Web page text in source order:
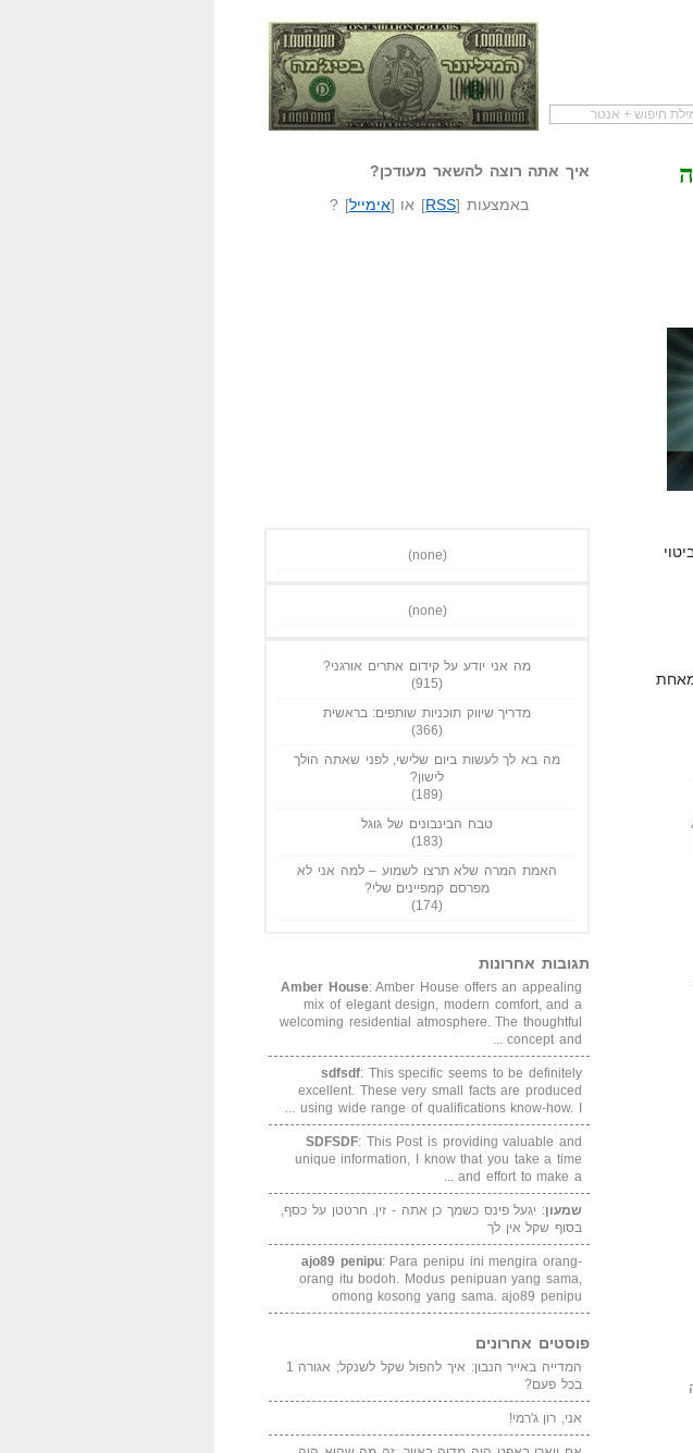
שאל שאלה המיליונר בפיג'מה שיווק שותפיםאיך אתה רוצה להשאר מעודכן?
באמצעות [RSS] או [אימייל] ?
(none)
(none)
מה אני יודע על קידום אתרים אורגני?
(915)
מדריך שיווק תוכניות שותפים: בראשית
(366)
מה בא לך לעשות ביום שלישי, לפני שאתה הולך
לישון?
(189)
טבח הבינבונים של גוגל
(183)
האמת המרה שלא תרצו לשמוע – למה אני לא
מפרסם קמפיינים שלי?
(174)
תגובות אחרונות
Amber House: Amber House offers an appealing
mix of elegant design, modern comfort, and a
welcoming residential atmosphere. The thoughtful
concept and ...
sdfsdf: This specific seems to be definitely
excellent. These very small facts are produced
using wide range of qualifications know-how. I ...
SDFSDF: This Post is providing valuable and
unique information, I know that you take a time
and effort to make a ...
שמעון: יגעל פינס כשמך כן אתה - זין. חרטטן על כסף,
בסוף שקל אין לך
ajo89 penipu: Para penipu ini mengira orang-
orang itu bodoh. Modus penipuan yang sama,
omong kosong yang sama. ajo89 penipu
פוסטים אחרונים
המדייה באייר הנבון: איך להפול שקל לשנקל; אגורה 1
בכל פעם?
אני, רון ג'רמי!